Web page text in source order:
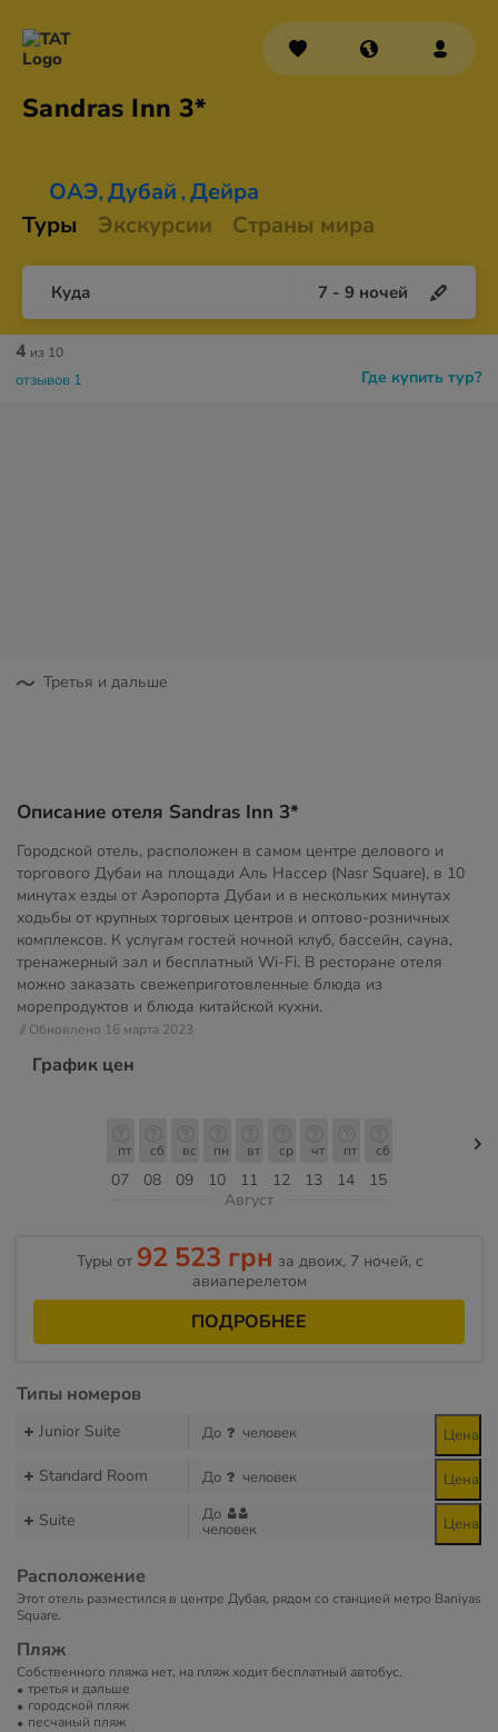
Sandras Inn 3*
ОАЭ, Дубай , Дейра
Туры
Экскурсии Страны мира
Куда 7 - 9 ночей
Где купить тур?
4 из 10
отзывов 1
Третья и дальше
Описание отеля Sandras Inn 3*
Городской отель, расположен в самом центре делового и
торгового Дубаи на площади Аль Нассер (Nasr Square), в 10
минутах езды от Аэропорта Дубаи и в нескольких минутах
ходьбы от крупных торговых центров и оптово-розничных
комплексов. К услугам гостей ночной клуб, бассейн, сауна,
тренажерный зал и бесплатный Wi-Fi. В ресторане отеля
можно заказать свежеприготовленные блюда из
морепродуктов и блюда китайской кухни.
// Обновлено 16 марта 2023
График цен
07
пт
08
сб
09
вс
10
пн
11
вт
12
ср
13
чт
14
пт
15
сб
Август
Туры от 92 523 грн за двоих, 7 ночей, c
авиаперелетом
ПОДРОБНЕЕ
Типы номеров
Junior Suite До человек Цена
Standard Room До человек Цена
Suite До
человек Цена
Расположение
Этот отель разместился в центре Дубая, рядом со станцией метро Baniyas
Square.
Пляж
Собственного пляжа нет, на пляж ходит бесплатный автобус.
третья и дальше
городской пляж
песчаный пляж